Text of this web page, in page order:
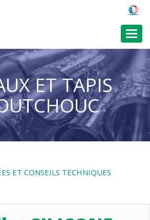
ET TAPIS
ET CONSEILS TECHNIQUES